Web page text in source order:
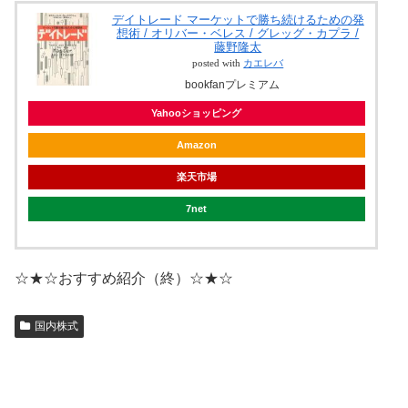
デイトレード マーケットで勝ち続けるための発
想術 / オリバー・ベレス / グレッグ・カプラ /
藤野隆太
posted with カエレバ
bookfanプレミアム
Yahooショッピング
Amazon
楽天市場
7net
☆★☆おすすめ紹介（終）☆★☆
国内株式